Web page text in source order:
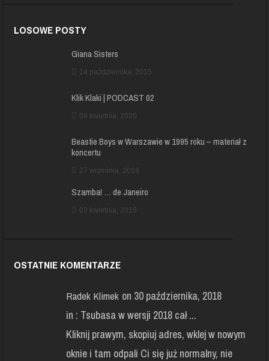
LOSOWE POSTY
Giana Sisters
14 października, 2015
Klik Klaki | PODCAST 02
04 kwietnia, 2020
Beastie Boys w Warszawie w 1995 roku – materiał z
koncertu
27 września, 2018
Szamba! … de Janeiro
03 kwietnia, 2016
OSTATNIE KOMENTARZE
Radek Klimek on 30 października, 2018
in : Tsubasa w wersji 2018 cał ...
Kliknij prawym, skopiuj adres, wklej w nowym
oknie i tam odpali Ci się już normalny, nie